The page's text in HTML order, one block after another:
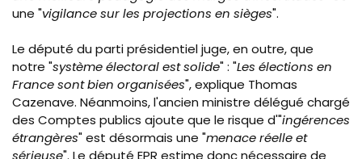
une "vigilance sur les projections en sièges".
Le député du parti présidentiel juge, en outre, que
notre "système électoral est solide" : "Les élections en
France sont bien organisées", explique Thomas
Cazenave. Néanmoins, l'ancien ministre délégué chargé
des Comptes publics ajoute que le risque d'"ingérences
étrangères" est désormais une "menace réelle et